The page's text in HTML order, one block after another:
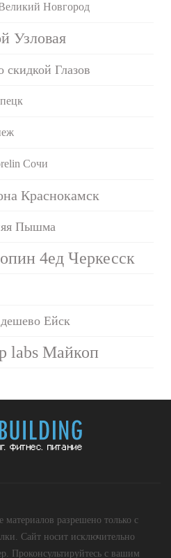
Новгород
Узловая
скидкой Глазов
Сочи
Краснокамск
Пышма
4ед Черкесск
Ейск
labs Майкоп
разрешено только с
Сайт носит исключительно
Проконсультируйтесь с вашим